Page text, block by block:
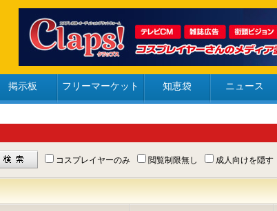
掲示板 フリーマーケット 知恵袋 ニュース
コスプレイヤーのみ 閲覧制限無し 成人向けを隠す